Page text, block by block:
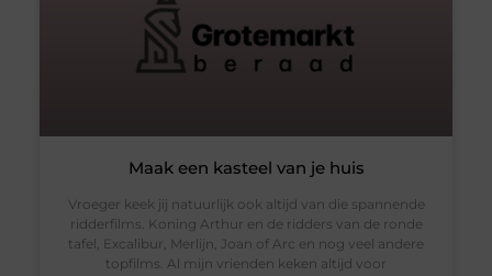
Maak een kasteel van je huis
Vroeger keek jij natuurlijk ook altijd van die spannende
ridderfilms. Koning Arthur en de ridders van de ronde
tafel, Excalibur, Merlijn, Joan of Arc en nog veel andere
topfilms. Al mijn vrienden keken altijd voor